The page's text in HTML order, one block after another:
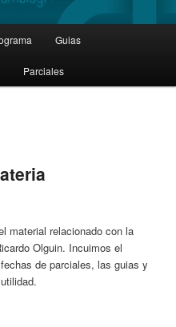
Guias
Parciales
material relacionado con la
Olguin. Incuimos el
de parciales, las guias y